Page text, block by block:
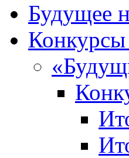
Будущее
Конкурсы